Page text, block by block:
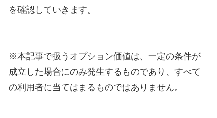
を確認していきます。
※本記事で扱うオプション価値は、一定の条件が
成立した場合にのみ発生するものであり、すべて
の利用者に当てはまるものではありません。